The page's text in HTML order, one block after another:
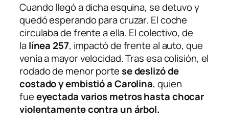
Cuando llegó a dicha esquina, se detuvo y
quedó esperando para cruzar. El coche
circulaba de frente a ella. El colectivo, de
lalínea 257, impactó de frente al auto, que
venía a mayor velocidad. Tras esa colisión, el
rodado de menor portese deslizó de
costado y embistió a Carolina, quien
fueeyectada varios metros hasta chocar
violentamente contra un árbol.